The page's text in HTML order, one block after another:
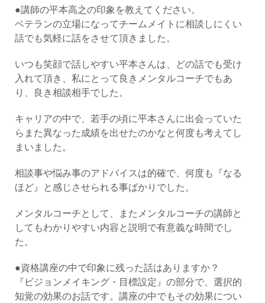
●講師の平本高之の印象を教えてください。
ベテランの立場になってチームメイトに相談しにくい
話でも気軽に話をさせて頂きました。
いつも笑顔で話しやすい平本さんは、どの話でも受け
入れて頂き、私にとって良きメンタルコーチでもあ
り、良き相談相手でした。
キャリアの中で、若手の頃に平本さんに出会っていた
らまた異なった成績を出せたのかなと何度も考えてし
まいました。
相談事や悩み事のアドバイスは的確で、何度も『なる
ほど』と感じさせられる事ばかりでした。
メンタルコーチとして、またメンタルコーチの講師と
してもわかりやすい内容と説明で有意義な時間でし
た。
●資格講座の中で印象に残った話はありますか？
『ビジョンメイキング・目標設定』の部分で、選択的
知覚の効果のお話です。講座の中でもその効果につい